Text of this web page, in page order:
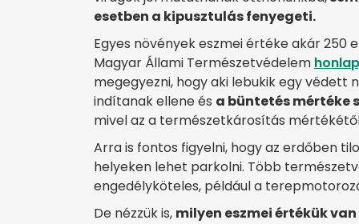
esetben a kipusztulás fenyegeti.
Egyes növények eszmei értéke akár
Magyar Állami Természetvédelem
megegyezni, hogy aki lebukik egy védett
indítanak ellene és a büntetés mértéke
mivel az a természetkárosítás
Arra is fontos figyelni, hogy az erdőben
helyeken lehet parkolni. Több
engedélyköteles, például a
De nézzük is, milyen eszmei értékük